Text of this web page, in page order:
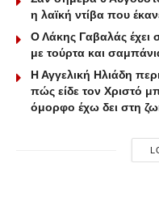
η λαϊκή ντίβα που
Ο Λάκης Γαβαλάς έχει
με τούρτα και
Η Αγγελική Ηλιάδη
πώς είδε τον Χριστό
όμορφο έχω δει στη